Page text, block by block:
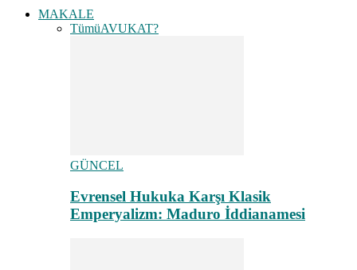
MAKALE
TümüAVUKAT?
GÜNCEL
Evrensel Hukuka Karşı Klasik
Emperyalizm: Maduro İddianamesi